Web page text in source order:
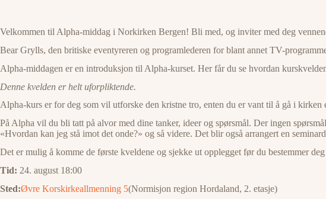
Velkommen til Alpha-middag i Norkirken Bergen! Bli med, og inviter med deg
Bear Grylls, den britiske eventyreren og programlederen for blant annet TV-
Alpha-middagen er en introduksjon til Alpha-kurset. Her får du se hvordan
Denne kvelden er helt uforpliktende.
Alpha-kurs er for deg som vil utforske den kristne tro, enten du er vant til å gå i
På Alpha vil du bli tatt på alvor med dine tanker, ideer og spørsmål. Der ingen
«Hvordan kan jeg stå imot det onde?» og så videre. Det blir også arrangert en
Det er mulig å komme de første kveldene og sjekke ut opplegget før du bestemmer
Tid: 24. august 18:00
Sted:Øvre Korskirkeallmenning 5(Normisjon region Hordaland, 2. etasje)